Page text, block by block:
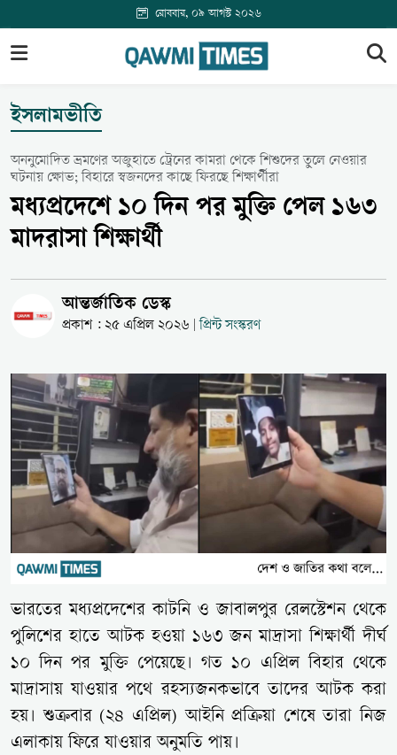
রোববার, ০৯ আগস্ট ২০২৬
ইসলামভীতি
অননুমোদিত ভ্রমণের অজুহাতে ট্রেনের কামরা থেকে শিশুদের তুলে নেওয়ার
ঘটনায় ক্ষোভ; বিহারে স্বজনদের কাছে ফিরছে শিক্ষার্থীরা
মধ্যপ্রদেশে ১০ দিন পর মুক্তি পেল ১৬৩
মাদরাসা শিক্ষার্থী
আন্তর্জাতিক ডেস্ক
প্রকাশ : ২৫ এপ্রিল ২০২৬ প্রিন্ট সংস্করণ
ভারতের মধ্যপ্রদেশের কাটনি ও জাবালপুর রেলস্টেশন থেকে
পুলিশের হাতে আটক হওয়া ১৬৩ জন মাদ্রাসা শিক্ষার্থী দীর্ঘ
১০ দিন পর মুক্তি পেয়েছে। গত ১০ এপ্রিল বিহার থেকে
মাদ্রাসায় যাওয়ার পথে রহস্যজনকভাবে তাদের আটক করা
হয়। শুক্রবার (২৪ এপ্রিল) আইনি প্রক্রিয়া শেষে তারা নিজ
এলাকায় ফিরে যাওয়ার অনুমতি পায়।